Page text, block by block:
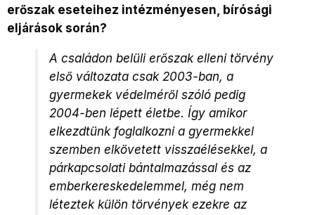
erőszak eseteihez intézményesen, bírósági
eljárások során?
A családon belüli erőszak elleni törvény
első változata csak 2003-ban, a
gyermekek védelméről szóló pedig
2004-ben lépett életbe. Így amikor
elkezdtünk foglalkozni a gyermekkel
szemben elkövetett visszaélésekkel, a
párkapcsolati bántalmazással és az
emberkereskedelemmel, még nem
léteztek külön törvények ezekre az